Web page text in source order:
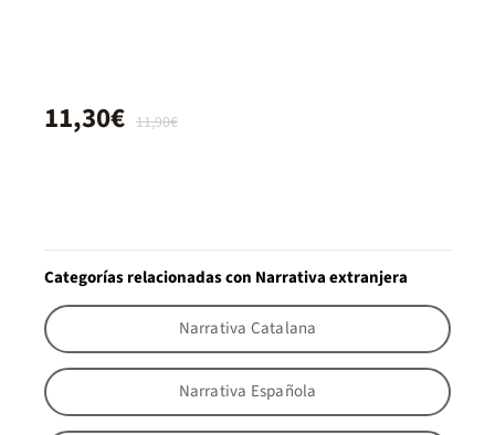
11,90€
11,30€
Categorías relacionadas con Narrativa extranjera
Narrativa Catalana
Narrativa Española